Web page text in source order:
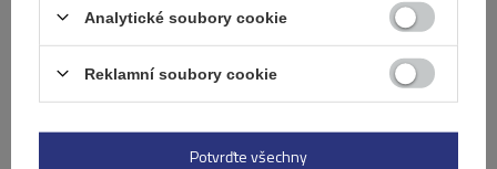
DOČASNĚ NEDOSTUPNÉ
Analytické soubory cookie
Reklamní soubory cookie
Potvrďte všechny